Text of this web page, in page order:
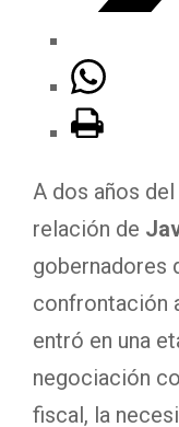
A dos años
relación de
gobernadores
confrontación
entró en una
negociación
fiscal, la